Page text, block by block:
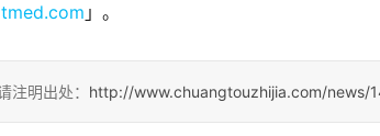
」。
注明出处： http://www.chuangtouzhijia.com/news/